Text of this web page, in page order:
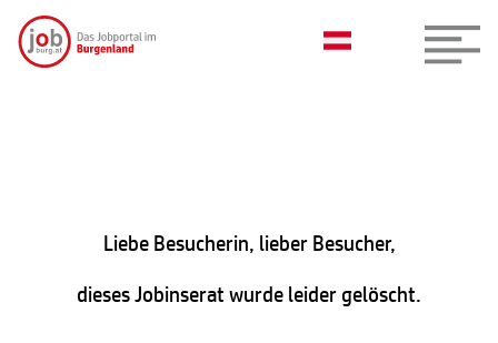
Liebe Besucherin, lieber Besucher,
dieses Jobinserat wurde leider gelöscht.